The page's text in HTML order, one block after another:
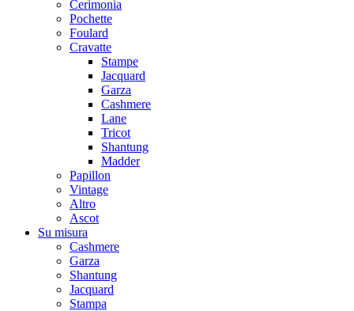
Cerimonia
Pochette
Foulard
Cravatte
Stampe
Jacquard
Garza
Cashmere
Lane
Tricot
Shantung
Madder
Papillon
Vintage
Altro
Ascot
Su misura
Cashmere
Garza
Shantung
Jacquard
Stampa